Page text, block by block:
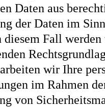
Daten aus
der Daten im
diesem Fall
wir Ihre
im Rahmen
von